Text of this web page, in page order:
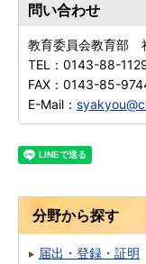
問い合わせ
教育委員会教育部
TEL： 0143-88-
FAX： 0143-85-
E-Mail：
分野から探す
届出・登録・証明